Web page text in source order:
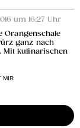
um 16:27 Uhr
Orangenschale
ganz nach
Mit kulinarischen
MIR